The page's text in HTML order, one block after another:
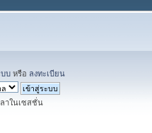
บบ หรือ ลงทะเบียน
าในเซสชั่น